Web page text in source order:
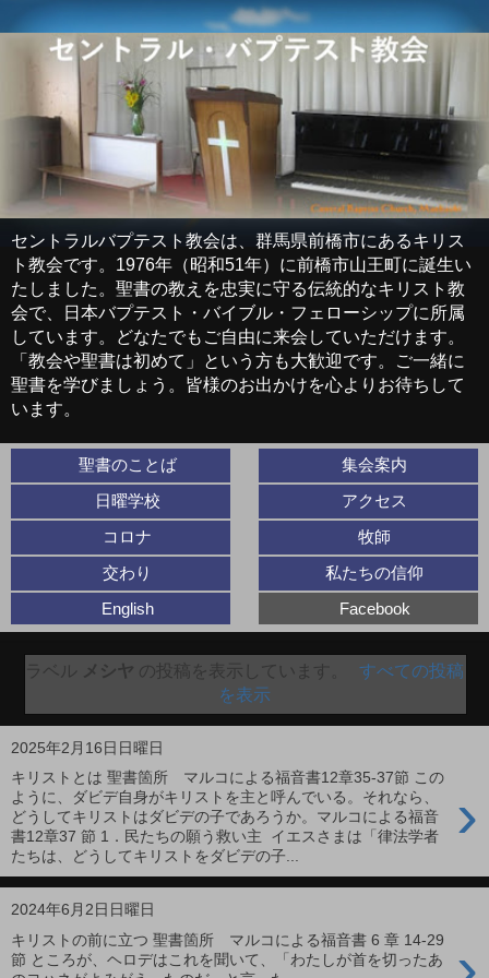
セントラルバプテスト教会は、群馬県前橋市にあるキリス
ト教会です。1976年（昭和51年）に前橋市山王町に誕生い
たしました。聖書の教えを忠実に守る伝統的なキリスト教
会で、日本バプテスト・バイブル・フェローシップに所属
しています。どなたでもご自由に来会していただけます。
「教会や聖書は初めて」という方も大歓迎です。ご一緒に
聖書を学びましょう。皆様のお出かけを心よりお待ちして
います。
聖書のことば
集会案内
日曜学校
アクセス
コロナ
牧師
交わり
私たちの信仰
English
Facebook
ラベル メシヤ の投稿を表示しています。
すべての投稿
を表示
2025年2月16日日曜日
›
キリストとは 聖書箇所 マルコによる福音書12章35-37節 この
ように、ダビデ自身がキリストを主と呼んでいる。それなら、
どうしてキリストはダビデの子であろうか。マルコによる福音
書12章37 節 1．民たちの願う救い主 イエスさまは「律法学者
たちは、どうしてキリストをダビデの子...
2024年6月2日日曜日
キリストの前に立つ 聖書箇所 マルコによる福音書 6 章 14-29
節 ところが、ヘロデはこれを聞いて、「わたしが首を切ったあ